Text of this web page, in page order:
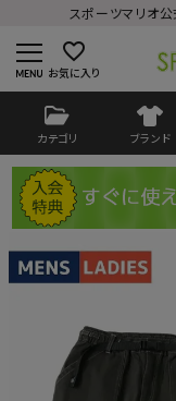
スポーツマリオ
favorite_border
お気に入り
カテゴリ ブランド
ログイン